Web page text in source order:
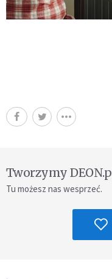
Tworzymy
Tu możesz nas wesprzeć.